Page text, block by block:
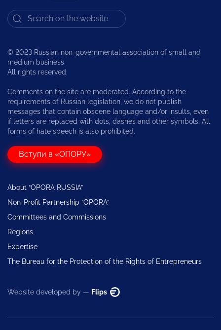
© 2023 Russian non-governmental association of small and
medium business
All rights reserved.
Comments on the site are moderated. According to the
requirements of Russian legislation, we do not publish
messages that contain obscene language and/or insults, even
if letters are replaced with dots, dashes and other symbols. All
forms of hate speech is also prohibited.
Вступи в «ОПОРУ»
About “OPORA RUSSIA”
Non-Profit Partnership “OPORA”
Committees and Commissions
Regions
Expertise
The Bureau for the Protection of the Rights of Entrepreneurs
Website developed by — Flips